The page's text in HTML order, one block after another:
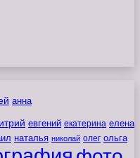
анна
евгений екатерина елена
наталья николай олег ольга